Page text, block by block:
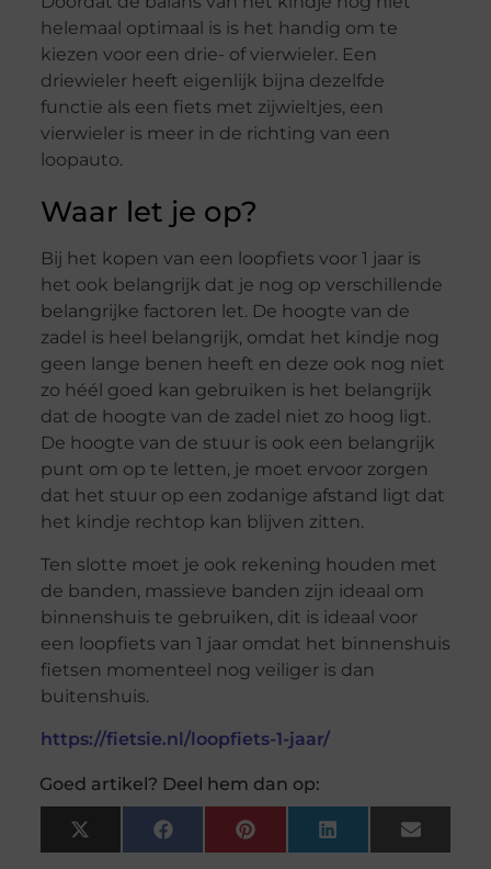
helemaal optimaal is is het handig om te
kiezen voor een drie- of vierwieler. Een
driewieler heeft eigenlijk bijna dezelfde
functie als een fiets met zijwieltjes, een
vierwieler is meer in de richting van een
loopauto.
Waar let je op?
Bij het kopen van een loopfiets voor 1 jaar is
het ook belangrijk dat je nog op verschillende
belangrijke factoren let. De hoogte van de
zadel is heel belangrijk, omdat het kindje nog
geen lange benen heeft en deze ook nog niet
zo héél goed kan gebruiken is het belangrijk
dat de hoogte van de zadel niet zo hoog ligt.
De hoogte van de stuur is ook een belangrijk
punt om op te letten, je moet ervoor zorgen
dat het stuur op een zodanige afstand ligt dat
het kindje rechtop kan blijven zitten.
Ten slotte moet je ook rekening houden met
de banden, massieve banden zijn ideaal om
binnenshuis te gebruiken, dit is ideaal voor
een loopfiets van 1 jaar omdat het binnenshuis
fietsen momenteel nog veiliger is dan
buitenshuis.
https://fietsie.nl/loopfiets-1-jaar/
Goed artikel? Deel hem dan op:
X
(Twitter)
FacebookPinterest LinkedIn Email